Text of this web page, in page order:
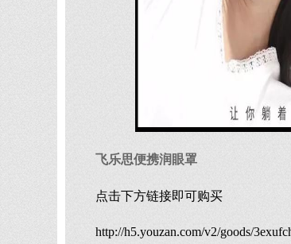
飞乐思便携润眼罩
点击下方链接即可购买
http://h5.youzan.com/v2/goods/